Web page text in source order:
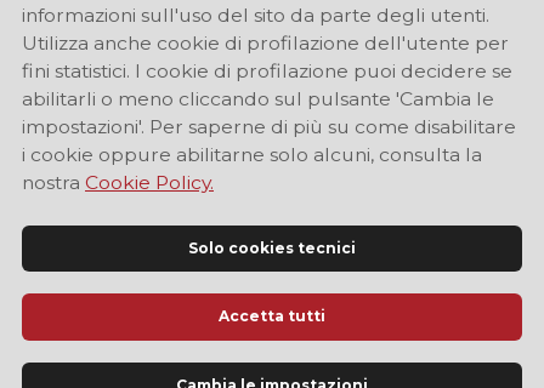
Sito Ufficiale di Informazione Turistica di Modena
informazioni sull'uso del sito da parte degli utenti.
Utilizza anche cookie di profilazione dell'utente per
fini statistici. I cookie di profilazione puoi decidere se
abilitarli o meno cliccando sul pulsante 'Cambia le
impostazioni'. Per saperne di più su come disabilitare
i cookie oppure abilitarne solo alcuni, consulta la
nostra Cookie Policy.
Solo cookies tecnici
Accetta tutti